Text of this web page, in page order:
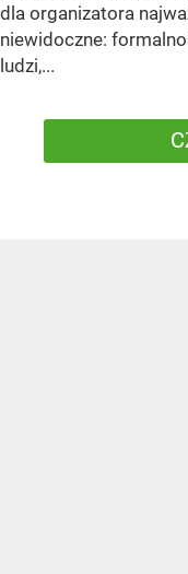
dla organizatora
niewidoczne:
ludzi,...